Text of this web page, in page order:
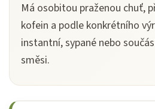
Má osobitou praženou chuť,
kofein a podle konkrétního
instantní, sypané nebo
směsi.